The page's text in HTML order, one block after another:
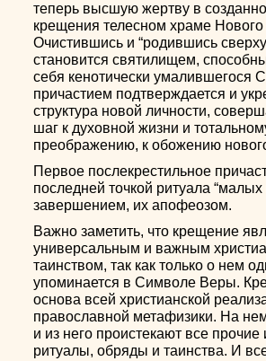
теперь высшую жертву в
крещения телесном храме Нового
Очистившись и “родившись
становится святилищем,
себя кенотически умалившегося
причастием подтверждается и
структура новой личности,
шаг к духовной жизни и
преображению, к обожению
Первое послекрестильное
последней точкой ритуала “малых
завершением, их апофеозом.
Важно заметить, что крещение
универсальным и важным
таинством, так как только о нем
упоминается в Символе Веры.
основа всей христианской
православной метафизики. На
и из него проистекают все прочие
ритуалы, обряды и таинства. И